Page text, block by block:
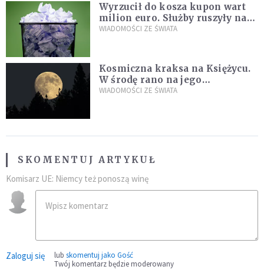
Wyrzucił do kosza kupon wart
milion euro. Służby ruszyły na
poszukiwania
WIADOMOŚCI ZE ŚWIATA
Kosmiczna kraksa na Księżycu.
W środę rano na jego
powierzchni dojdzie do
WIADOMOŚCI ZE ŚWIATA
SKOMENTUJ ARTYKUŁ
Komisarz UE: Niemcy też ponoszą winę
Zaloguj się lub skomentuj jako Gość
Twój komentarz będzie moderowany